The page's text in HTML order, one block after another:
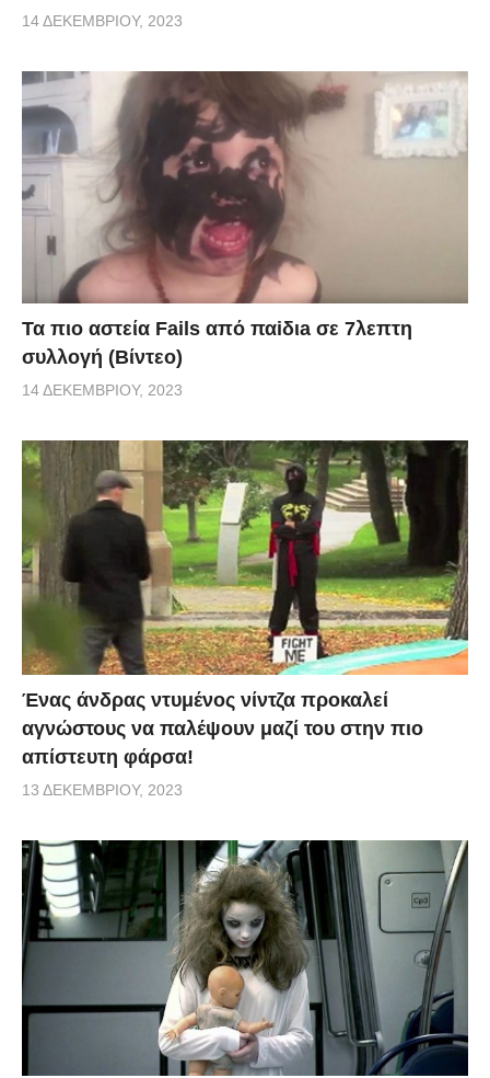
14 ΔΕΚΕΜΒΡΊΟΥ, 2023
Τα πιο αστεία Fails από παiδιa σε 7λεπτη
συλλογή (Βίντεο)
14 ΔΕΚΕΜΒΡΊΟΥ, 2023
Ένας άνδρας ντυμένος νίντζα προκαλεί
αγνώστους να παλέψουν μαζί του στην πιο
απίστευτη φάρσα!
13 ΔΕΚΕΜΒΡΊΟΥ, 2023